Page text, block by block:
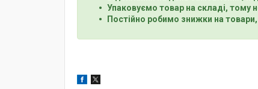
Упаковуємо товар на складі, тому
Постійно робимо знижки на